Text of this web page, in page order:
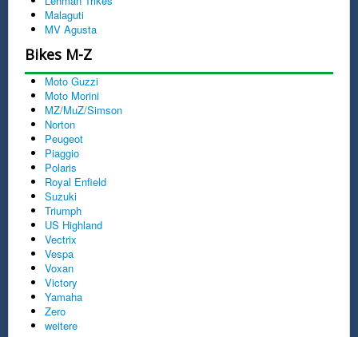
Malaguti
MV Agusta
Bikes M-Z
Moto Guzzi
Moto Morini
MZ/MuZ/Simson
Norton
Peugeot
Piaggio
Polaris
Royal Enfield
Suzuki
Triumph
US Highland
Vectrix
Vespa
Voxan
Victory
Yamaha
Zero
weitere